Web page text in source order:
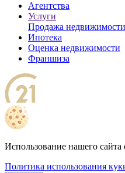
Агентства
Услуги
Продажа недвижимости
Ипотека
Оценка недвижимости
Франшиза
Использование нашего
Политика использования